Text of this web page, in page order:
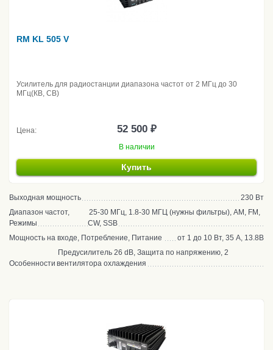
RM KL 505 V
Усилитель для радиостанции диапазона частот от 2 МГц до 30
МГц(КВ, CB)
Цена: 52 500 ₽
В наличии
Купить
Выходная мощность
230 Вт
Диапазон частот,
Режимы
25-30 МГц, 1.8-30 МГЦ (нужны фильтры), AM, FM,
CW, SSB
Мощность на входе, Потребление, Питание
от 1 до 10 Вт, 35 А, 13.8В
Особенности
Предусилитель 26 dB, Защита по напряжению, 2
вентилятора охлаждения